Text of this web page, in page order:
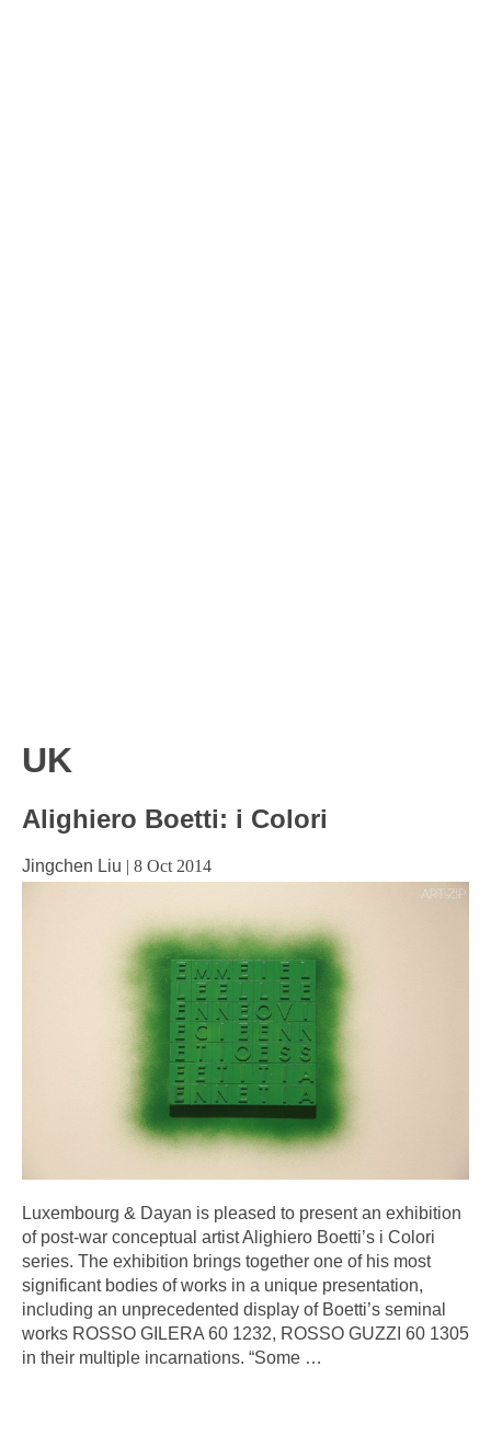
UK
Alighiero Boetti: i Colori
Jingchen Liu | 8 Oct 2014
Luxembourg & Dayan is pleased to present an exhibition
of post-war conceptual artist Alighiero Boetti’s i Colori
series. The exhibition brings together one of his most
significant bodies of works in a unique presentation,
including an unprecedented display of Boetti’s seminal
works ROSSO GILERA 60 1232, ROSSO GUZZI 60 1305
in their multiple incarnations. “Some …